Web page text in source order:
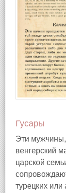
Гусары
Эти
венгерский
царской
турецких или